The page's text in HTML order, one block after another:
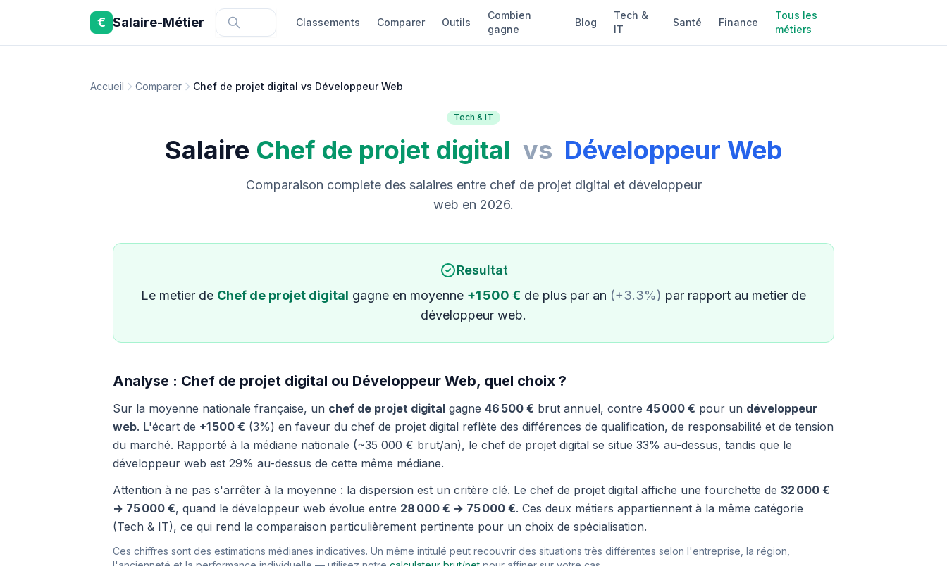
Aller au contenu principal
€ Salaire-Métier Classements Comparer Outils
Combien
gagne
Blog
Tech &
IT
Santé Finance
Tous les
métiers
Accueil Comparer Chef de projet digital vs Développeur Web
Tech & IT
Salaire Chef de projet digital vs Développeur Web
Comparaison complete des salaires entre chef de projet digital et développeur
web en 2026.
Resultat
Le metier de Chef de projet digital gagne en moyenne +1 500 € de plus par an (+3.3%) par rapport au metier de
développeur web.
Analyse : Chef de projet digital ou Développeur Web, quel choix ?
Sur la moyenne nationale française, un chef de projet digital gagne 46 500 € brut annuel, contre 45 000 € pour un développeur
web. L'écart de +1 500 € (3%) en faveur du chef de projet digital reflète des différences de qualification, de responsabilité et de tension
du marché. Rapporté à la médiane nationale (~35 000 € brut/an), le chef de projet digital se situe 33% au-dessus, tandis que le
développeur web est 29% au-dessus de cette même médiane.
Attention à ne pas s'arrêter à la moyenne : la dispersion est un critère clé. Le chef de projet digital affiche une fourchette de 32 000 €
→ 75 000 €, quand le développeur web évolue entre 28 000 € → 75 000 €. Ces deux métiers appartiennent à la même catégorie
(Tech & IT), ce qui rend la comparaison particulièrement pertinente pour un choix de spécialisation.
Ces chiffres sont des estimations médianes indicatives. Un même intitulé peut recouvrir des situations très différentes selon l'entreprise, la région,